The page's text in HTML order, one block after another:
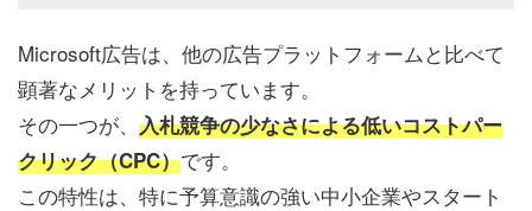
Microsoft広告は、他の広告プラットフォームと比べて
顕著なメリットを持っています。
その一つが、 入札競争の少なさによる低いコストパー
クリック（CPC）です。
この特性は、特に予算意識の強い中小企業やスタート